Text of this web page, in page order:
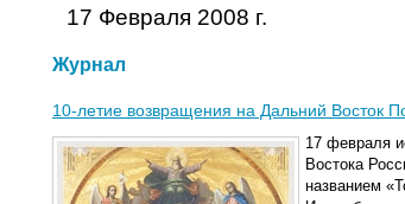
17 Февраля 2008 г.
Журнал
10-летие возвращения на Дальний Восток
17 февраля
Востока
названием